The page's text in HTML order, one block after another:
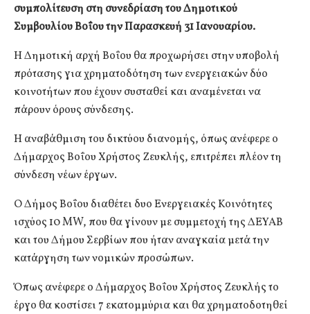
συμπολίτευση στη συνεδρίαση του Δημοτικού
Συμβουλίου Βοΐου την Παρασκευή 31 Ιανουαρίου.
Η Δημοτική αρχή Βοΐου θα προχωρήσει στην υποβολή
πρότασης για χρηματοδότηση των ενεργειακών δύο
κοινοτήτων που έχουν συσταθεί και αναμένεται να
πάρουν όρους σύνδεσης.
Η αναβάθμιση του δικτύου διανομής, όπως ανέφερε ο
Δήμαρχος Βοΐου Χρήστος Ζευκλής, επιτρέπει πλέον τη
σύνδεση νέων έργων.
Ο Δήμος Βοΐου διαθέτει δυο Ενεργειακές Κοινότητες
ισχύος 10 MW, που θα γίνουν με συμμετοχή της ΔΕΥΑΒ
και του Δήμου Σερβίων που ήταν αναγκαία μετά την
κατάργηση των νομικών προσώπων.
Όπως ανέφερε ο Δήμαρχος Βοΐου Χρήστος Ζευκλής το
έργο θα κοστίσει 7 εκατομμύρια και θα χρηματοδοτηθεί